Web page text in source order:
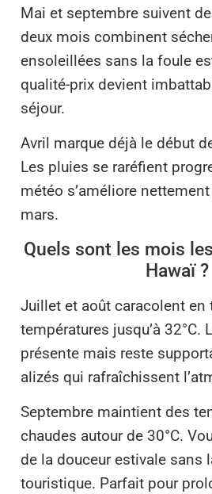
Mai et septembre suivent
deux mois combinent
ensoleillées sans la foule
qualité-prix devient
séjour.
Avril marque déjà le début
Les pluies se raréfient
météo s’améliore
mars.
Quels sont les mois
Hawaï ?
Juillet et août caracolent en
températures jusqu’à 32°C.
présente mais reste
alizés qui rafraîchissent
Septembre maintient des
chaudes autour de 30°C.
de la douceur estivale sans
touristique. Parfait pour